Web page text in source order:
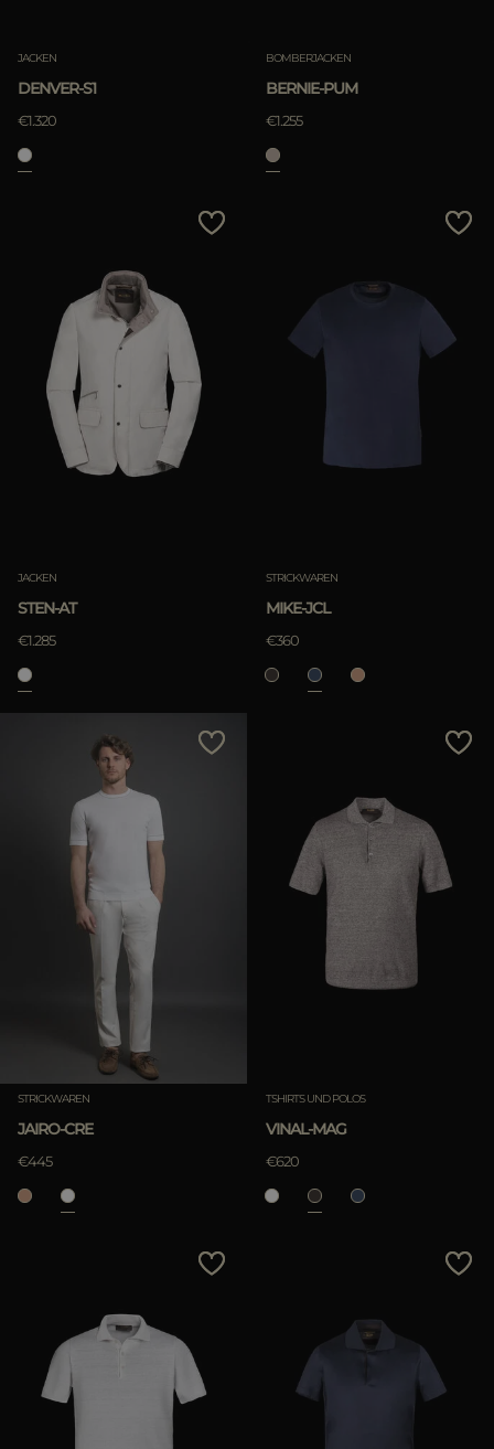
JACKEN
DENVER-S1
€1.320
BOMBERJACKEN
BERNIE-PUM
€1.255
JACKEN
STEN-AT
€1.285
STRICKWAREN
MIKE-JCL
€360
STRICKWAREN
JAIRO-CRE
€445
TSHIRTS UND POLOS
VINAL-MAG
€620